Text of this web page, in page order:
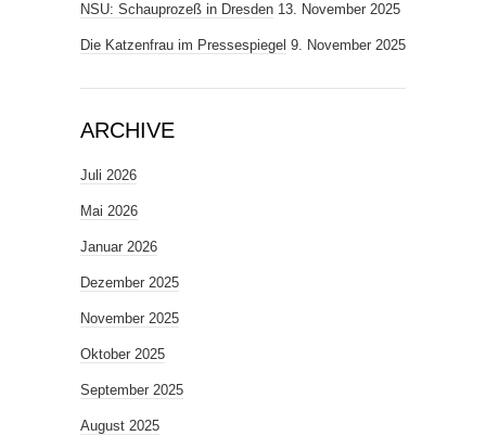
NSU: Schauprozeß in Dresden 13. November 2025
Die Katzenfrau im Pressespiegel 9. November 2025
ARCHIVE
Juli 2026
Mai 2026
Januar 2026
Dezember 2025
November 2025
Oktober 2025
September 2025
August 2025